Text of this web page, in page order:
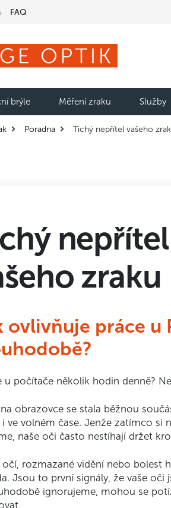
FAQ
brýle Měření zraku Služby
Poradna Tichý nepřítel vašeho
nepřítel
zraku
ovlivňuje práce u
u počítače několik hodin denně?
na obrazovce se stala běžnou
ve volném čase. Jenže zatímco si
naše oči často nestíhají držet
očí, rozmazané vidění nebo bolest
Jsou to první signály, že vaše oči
ignorujeme, mohou se